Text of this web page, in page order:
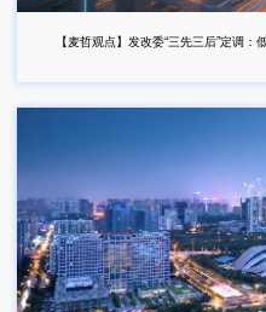
【麦哲观点】发改委“三先三后”定调